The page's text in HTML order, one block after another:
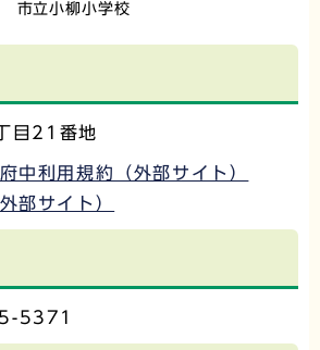
市立小柳小学校
目21番地
中利用規約（外部サイト）
部サイト）
5371